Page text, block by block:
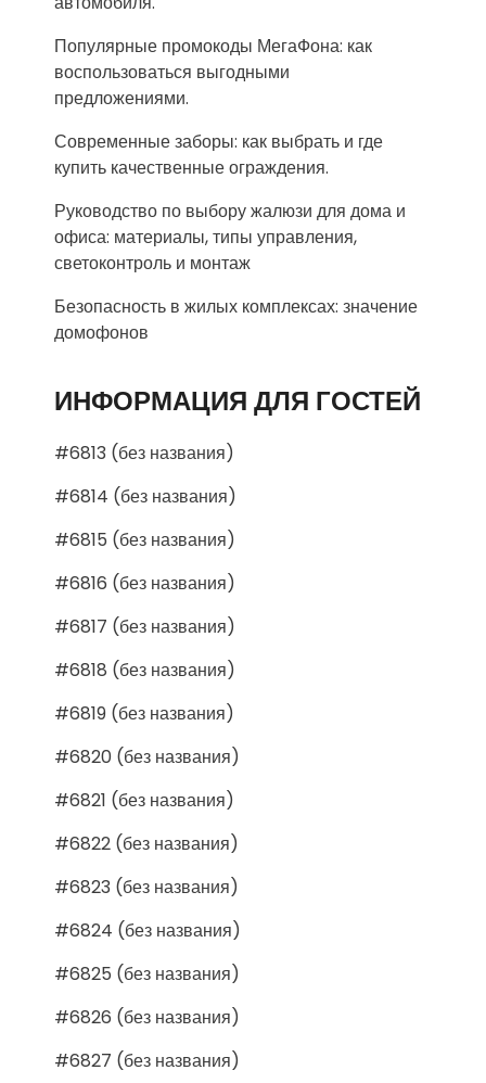
Популярные промокоды МегаФона: как
воспользоваться выгодными
предложениями.
Современные заборы: как выбрать и где
купить качественные ограждения.
Руководство по выбору жалюзи для дома и
офиса: материалы, типы управления,
светоконтроль и монтаж
Безопасность в жилых комплексах: значение
домофонов
ИНФОРМАЦИЯ ДЛЯ ГОСТЕЙ
#6813 (без названия)
#6814 (без названия)
#6815 (без названия)
#6816 (без названия)
#6817 (без названия)
#6818 (без названия)
#6819 (без названия)
#6820 (без названия)
#6821 (без названия)
#6822 (без названия)
#6823 (без названия)
#6824 (без названия)
#6825 (без названия)
#6826 (без названия)
#6827 (без названия)